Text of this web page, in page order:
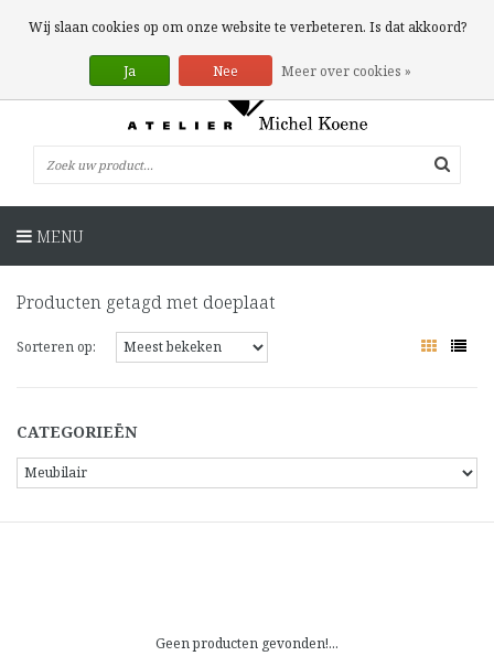
0 Artikelen
MENU
Producten getagd met doeplaat
Sorteren op:
CATEGORIEËN
Geen producten gevonden!...
Wij slaan cookies op om onze website te verbeteren. Is dat akkoord?
Ja Nee Meer over cookies »